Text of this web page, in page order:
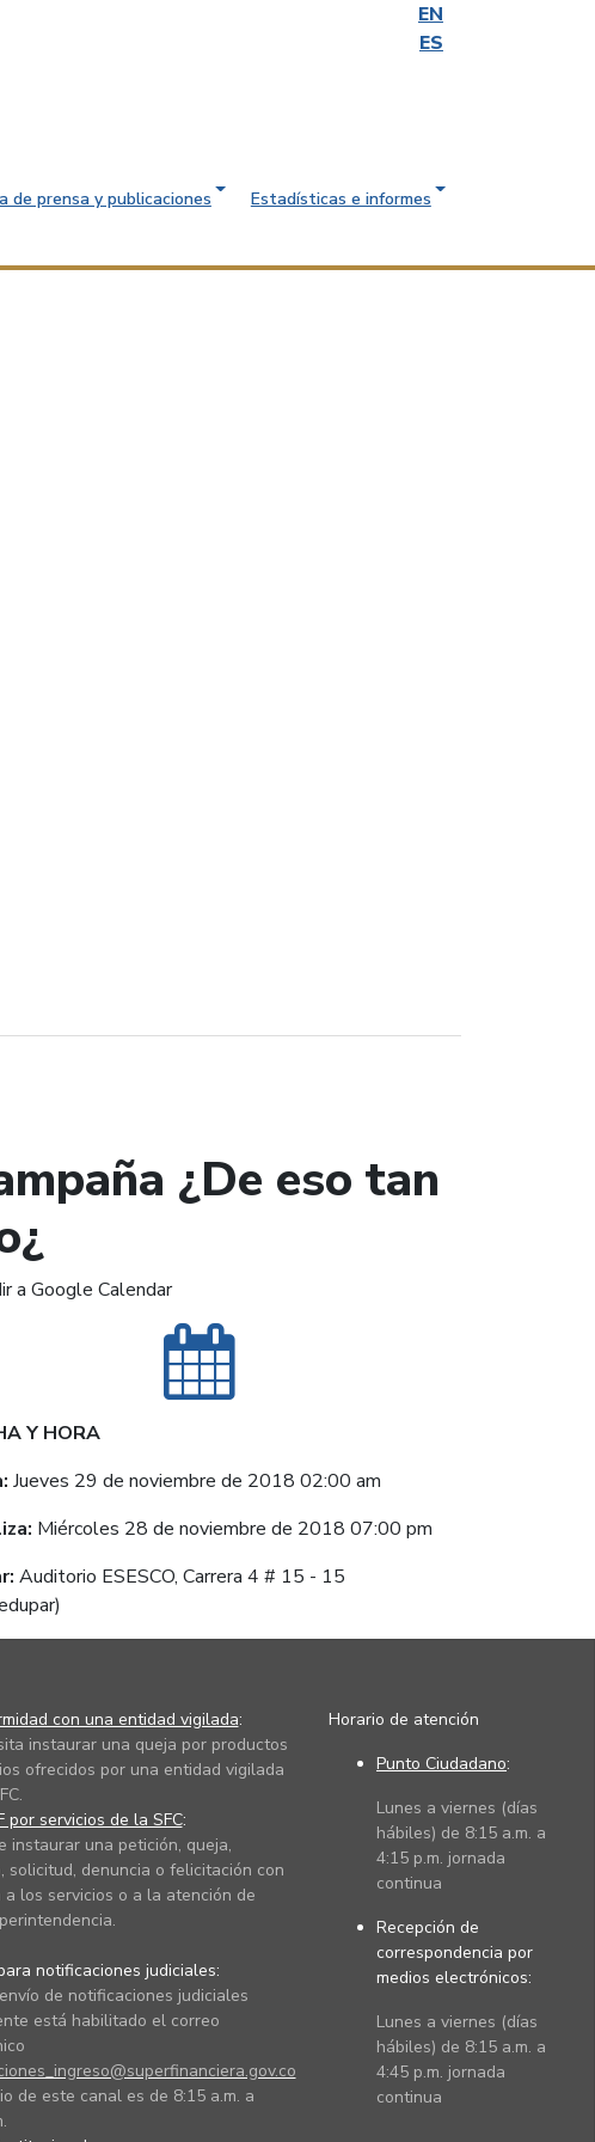
EN
ES
de prensa y publicaciones
Estadísticas e informes
¿De eso tan
a Google Calendar
Y HORA
Jueves 29 de noviembre de 2018 02:00 am
Miércoles 28 de noviembre de 2018 07:00 pm
Auditorio ESESCO, Carrera 4 # 15 - 15
con una entidad vigilada:
instaurar una queja por productos
ofrecidos por una entidad vigilada
por servicios de la SFC:
instaurar una petición, queja,
solicitud, denuncia o felicitación con
a los servicios o a la atención de
notificaciones judiciales:
de notificaciones judiciales
está habilitado el correo
de este canal es de 8:15 a.m. a
Horario de atención
Punto Ciudadano:
Lunes a viernes (días
hábiles) de 8:15 a.m. a
4:15 p.m. jornada
continua
Recepción de
correspondencia por
medios electrónicos:
Lunes a viernes (días
hábiles) de 8:15 a.m. a
4:45 p.m. jornada
continua